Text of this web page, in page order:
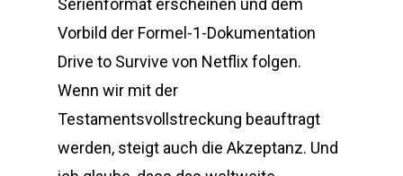
Serienformat erscheinen und dem
Vorbild der Formel-1-Dokumentation
Drive to Survive von Netflix folgen.
Wenn wir mit der
Testamentsvollstreckung beauftragt
werden, steigt auch die Akzeptanz. Und